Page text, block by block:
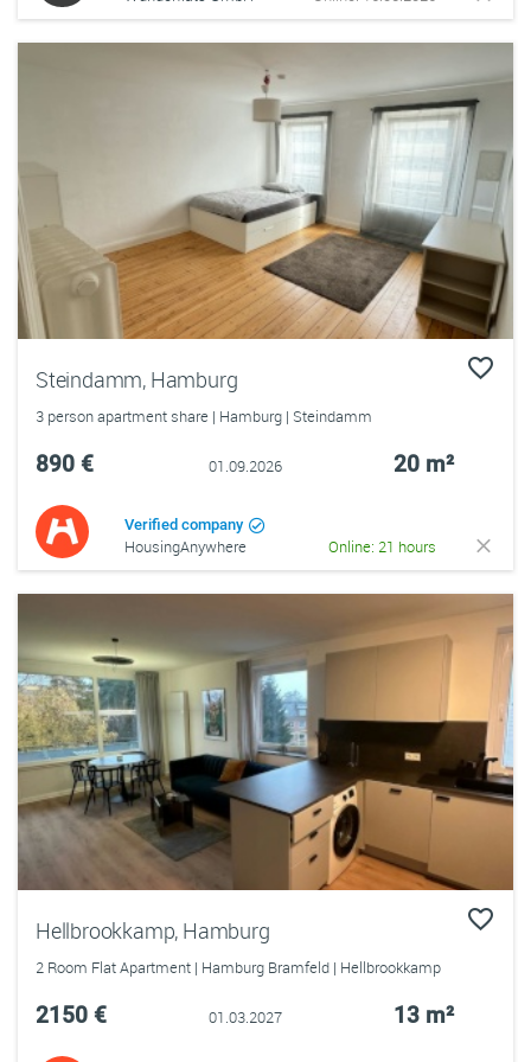
Steindamm, Hamburg
3 person apartment share | Hamburg | Steindamm
890 € 01.09.2026 20 m²
Verified company
HousingAnywhere Online: 21 hours
Hellbrookkamp, Hamburg
2 Room Flat Apartment | Hamburg Bramfeld | Hellbrookkamp
2150 € 01.03.2027 13 m²